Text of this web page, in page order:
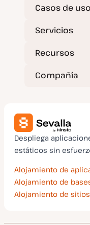
a
Casos de uso
Servicios
Recursos
Compañía
Despliega
estáticos sin
Alojamiento de
Alojamiento de
Alojamiento de